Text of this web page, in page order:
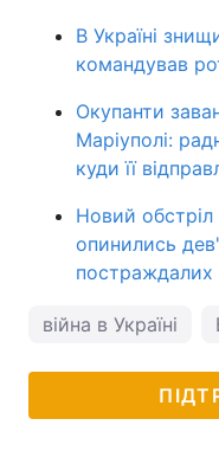
В Україні
командував
Окупанти
Маріуполі:
куди її
Новий обстріл
опинились
постраждалих
війна в Україні